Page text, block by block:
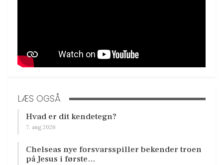
LÆS OGSÅ
Hvad er dit kendetegn?
7. aug 2026
Chelseas nye forsvarsspiller bekender troen
på Jesus i første…